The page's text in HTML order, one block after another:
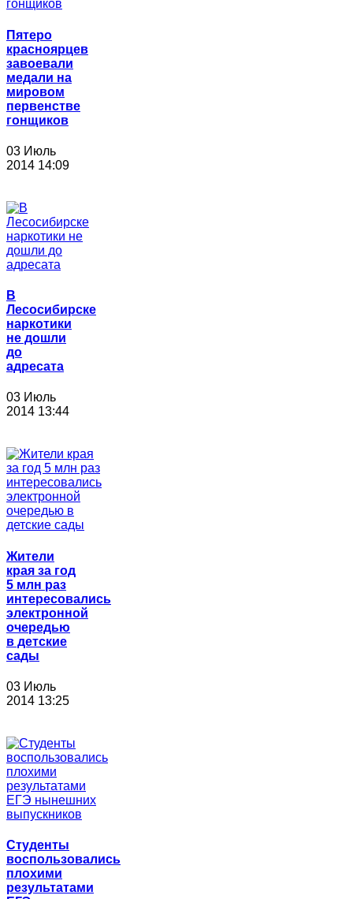
Пятеро
красноярцев
завоевали
медали на
мировом
первенстве
гонщиков
03 Июль
2014 14:09
В
Лесосибирске
наркотики
не дошли
до
адресата
03 Июль
2014 13:44
Жители
края за год
5 млн раз
интересовались
электронной
очередью
в детские
сады
03 Июль
2014 13:25
Студенты
воспользовались
плохими
результатами